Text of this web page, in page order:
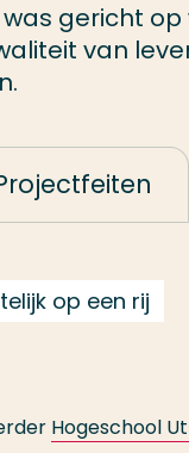
was gericht
van
op een rij
Hogeschool